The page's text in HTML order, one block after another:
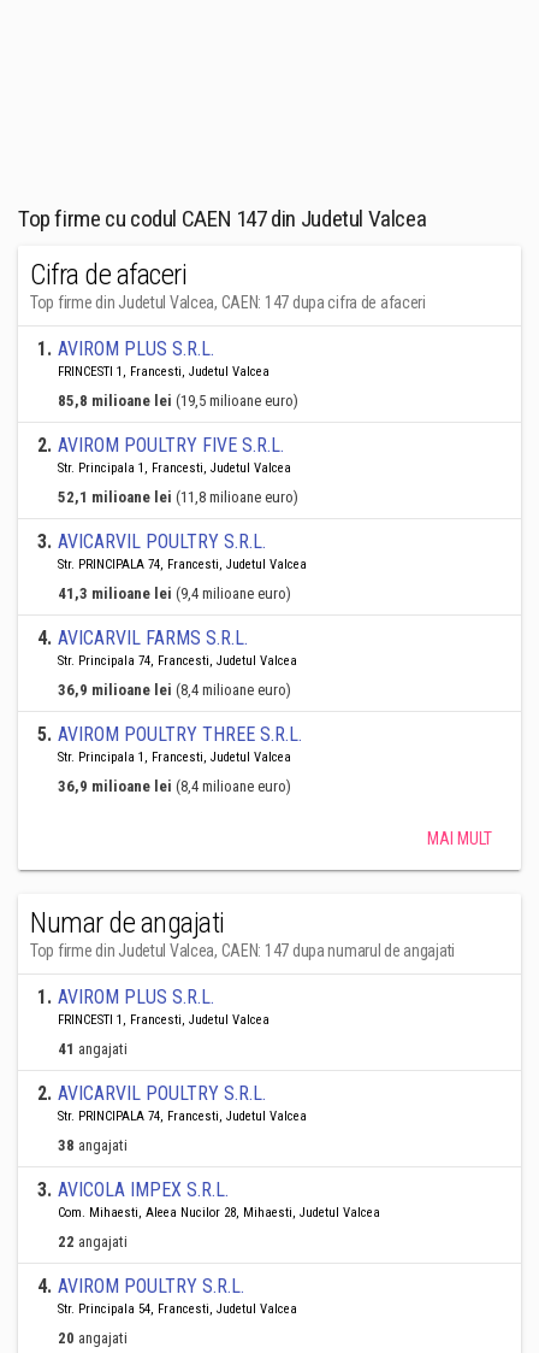
Top firme cu codul CAEN 147 din Judetul Valcea
Cifra de afaceri
Top firme din Judetul Valcea, CAEN: 147 dupa cifra de afaceri
1. AVIROM PLUS S.R.L.
FRINCESTI 1, Francesti, Judetul Valcea
85,8 milioane lei (19,5 milioane euro)
2. AVIROM POULTRY FIVE S.R.L.
Str. Principala 1, Francesti, Judetul Valcea
52,1 milioane lei (11,8 milioane euro)
3. AVICARVIL POULTRY S.R.L.
Str. PRINCIPALA 74, Francesti, Judetul Valcea
41,3 milioane lei (9,4 milioane euro)
4. AVICARVIL FARMS S.R.L.
Str. Principala 74, Francesti, Judetul Valcea
36,9 milioane lei (8,4 milioane euro)
5. AVIROM POULTRY THREE S.R.L.
Str. Principala 1, Francesti, Judetul Valcea
36,9 milioane lei (8,4 milioane euro)
MAI MULT
Numar de angajati
Top firme din Judetul Valcea, CAEN: 147 dupa numarul de angajati
1. AVIROM PLUS S.R.L.
FRINCESTI 1, Francesti, Judetul Valcea
41 angajati
2. AVICARVIL POULTRY S.R.L.
Str. PRINCIPALA 74, Francesti, Judetul Valcea
38 angajati
3. AVICOLA IMPEX S.R.L.
Com. Mihaesti, Aleea Nucilor 28, Mihaesti, Judetul Valcea
22 angajati
4. AVIROM POULTRY S.R.L.
Str. Principala 54, Francesti, Judetul Valcea
20 angajati